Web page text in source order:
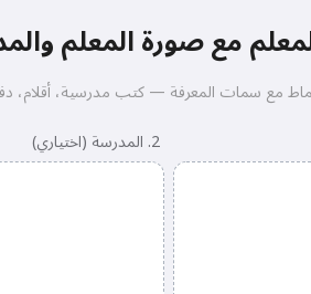
مع صورة المعلم
مع سمات المعرفة — كتب مدرسية، أقلام،
2. المدرسة (اختياري)